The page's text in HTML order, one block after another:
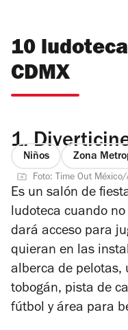
10
CDMX
1.
Niños Zona
Foto: Time Out
Es un salón de
ludoteca cuando
dará acceso para
quieran en las
alberca de pelotas,
tobogán, pista de
fútbol y área para